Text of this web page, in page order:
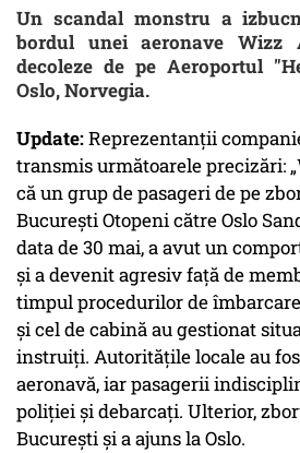
Un scandal monstru a
bordul unei aeronave
decoleze de pe Aeroportul
Oslo, Norvegia.
Update:Reprezentanţii
transmis următoarele precizări:
că un grup de pasageri de pe
București Otopeni către Oslo
data de 30 mai, a avut un
și a devenit agresiv față de
timpul procedurilor de
și cel de cabină au gestionat
instruiți. Autoritățile locale au
aeronavă, iar pasagerii
poliției și debarcați. Ulterior,
București și a ajuns la Oslo.